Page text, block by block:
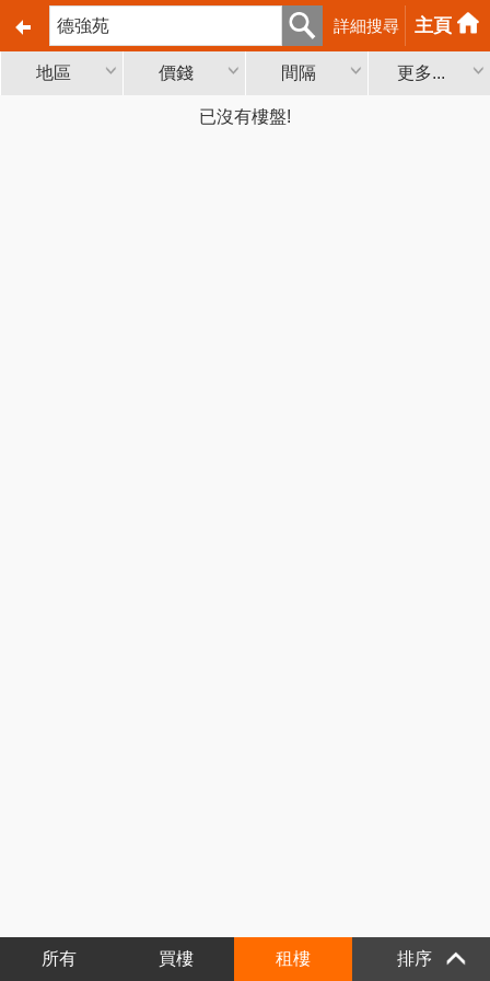
詳細搜尋 主頁
地區 價錢 間隔 更多...
已沒有樓盤!
所有 買樓 租樓 排序